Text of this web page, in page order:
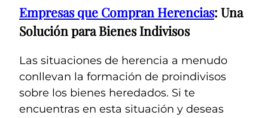
Empresas que Compran Herencias: Una
Solución para Bienes Indivisos
Las situaciones de herencia a menudo
conllevan la formación de proindivisos
sobre los bienes heredados. Si te
encuentras en esta situación y deseas